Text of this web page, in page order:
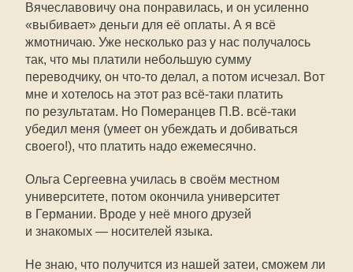
Вячеславовичу она понравилась, и он усиленно
«выбивает» деньги для её оплаты. А я всё
жмотничаю. Уже несколько раз у нас получалось
так, что мы платили небольшую сумму
переводчику, он что-то делал, а потом исчезал. Вот
мне и хотелось на этот раз всё-таки платить
по результатам. Но Померанцев П.В. всё-таки
убедил меня (умеет он убеждать и добиваться
своего!), что платить надо ежемесячно.
Ольга Сергеевна училась в своём местном
университете, потом окончила университет
в Германии. Вроде у неё много друзей
и знакомых — носителей языка.
Не знаю, что получится из нашей затеи, сможем ли